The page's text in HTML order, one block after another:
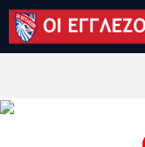
LONDON